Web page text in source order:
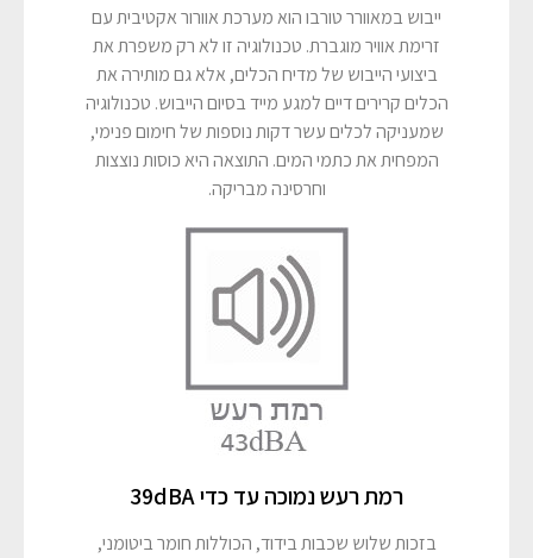
ייבוש במאוורר טורבו הוא מערכת אוורור אקטיבית עם
זרימת אוויר מוגברת. טכנולוגיה זו לא רק משפרת את
ביצועי הייבוש של מדיח הכלים, אלא גם מותירה את
הכלים קרירים דיים למגע מייד בסיום הייבוש. טכנולוגיה
שמעניקה לכלים עשר דקות נוספות של חימום פנימי,
המפחית את כתמי המים. התוצאה היא כוסות נוצצות
וחרסינה מבריקה.
רמת רעש נמוכה עד כדי 39dBA
בזכות שלוש שכבות בידוד, הכוללות חומר ביטומני,